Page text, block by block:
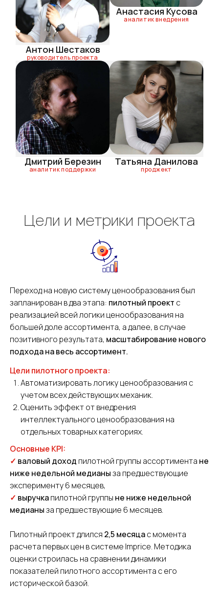
Антон Шестаков
руководитель проекта
Анастасия Кусова
аналитик внедрения
Дмитрий Березин
аналитик поддержки
Татьяна Данилова
проджект
Цели и метрики проекта
Переход на новую систему ценообразования был
запланирован в два этапа: пилотный проект с
реализацией всей логики ценообразования на
большей доле ассортимента, а далее, в случае
позитивного результата, масштабирование нового
подхода на весь ассортимент.
Цели пилотного проекта:
Автоматизировать логику ценообразования с
учетом всех действующих механик.
Оценить эффект от внедрения
интеллектуального ценообразования на
отдельных товарных категориях.
Основные KPI:
✓ валовый доход пилотной группы ассортимента не
ниже недельной медианыза предшествующие
эксперименту 6 месяцев,
✓ выручкапилотной группы не ниже недельной
медианыза предшествующие 6 месяцев.
Пилотный проект длился 2,5 месяцас момента
расчета первых цен в системе Imprice. Методика
оценки строилась на сравнении динамики
показателей пилотного ассортимента с его
исторической базой.